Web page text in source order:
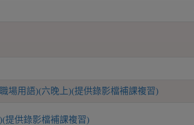
場用語)(六晚上)(提供錄影檔補課複習)
提供錄影檔補課複習)